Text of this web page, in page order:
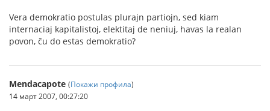
Vera demokratio postulas plurajn partiojn, sed kiam
internaciaj kapitalistoj, elektitaj de neniuj, havas la realan
povon, ĉu do estas demokratio?
Mendacapote (Покажи профила)
14 март 2007, 00:27:20